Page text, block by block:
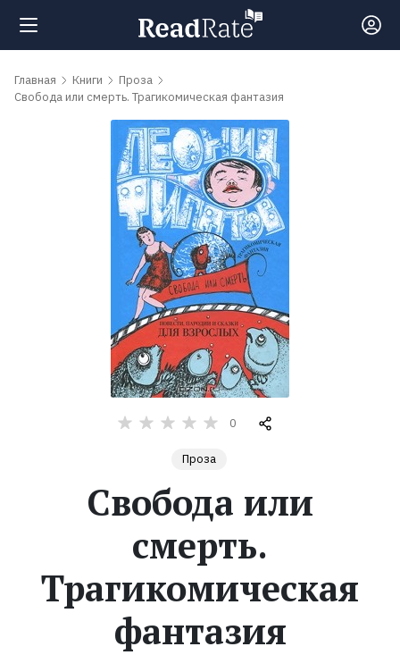
Поиск
обсуждаемые
Коллекции
Главная Книги
Проза
Свобода или смерть. Трагикомическая фантазия
0
Проза
Свобода или
смерть.
Трагикомическая
фантазия